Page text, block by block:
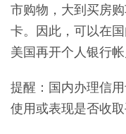
市购物，大到买房
卡。因此，可以在
美国再开个人银行帐
提醒：国内办理信
使用或表现是否收取